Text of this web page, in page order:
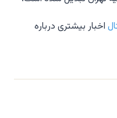
اخبار بیشتری درباره